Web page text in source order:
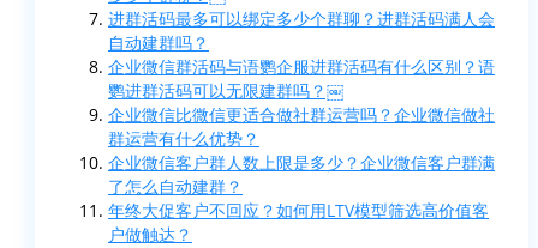
进群活码最多可以绑定多少个群聊？进群活码满人会
自动建群吗？
企业微信群活码与语鹦企服进群活码有什么区别？语
鹦进群活码可以无限建群吗？￼
企业微信比微信更适合做社群运营吗？企业微信做社
群运营有什么优势？
企业微信客户群人数上限是多少？企业微信客户群满
了怎么自动建群？
年终大促客户不回应？如何用LTV模型筛选高价值客
户做触达？